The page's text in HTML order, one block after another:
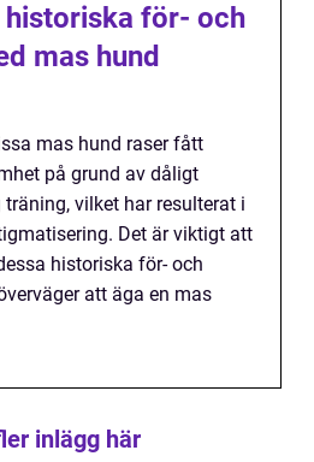
historiska för- och
mas hund
mas hund raser fått
på grund av dåligt
vilket har resulterat i
Det är viktigt att
historiska för- och
att äga en mas
inlägg här